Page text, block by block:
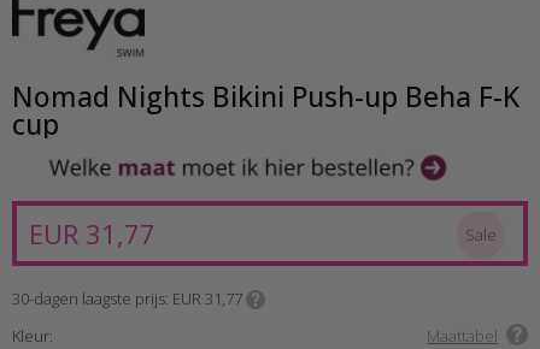
Nomad Nights Bikini Push-up Beha F-K
cup
EUR 31,77 Sale
30-dagen laagste prijs EUR 31,77
Kleur:
Maattabel